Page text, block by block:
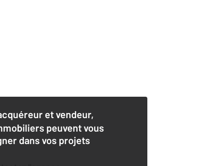
et vendeur,
peuvent vous
dans vos projets